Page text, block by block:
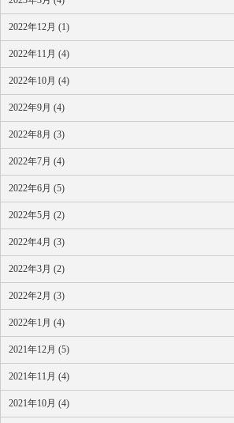
2022年12月 (1)
2022年11月 (4)
2022年10月 (4)
2022年9月 (4)
2022年8月 (3)
2022年7月 (4)
2022年6月 (5)
2022年5月 (2)
2022年4月 (3)
2022年3月 (2)
2022年2月 (3)
2022年1月 (4)
2021年12月 (5)
2021年11月 (4)
2021年10月 (4)